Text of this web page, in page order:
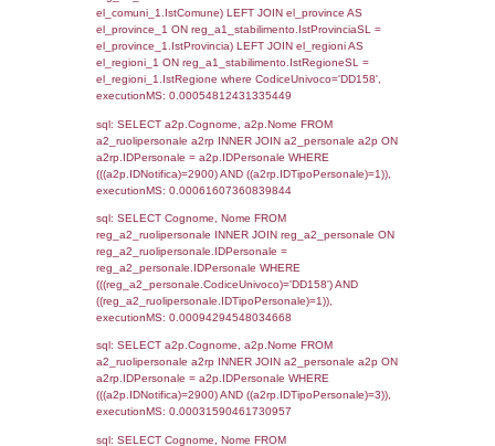
sql: SELECT a1.RagioneSociale,
localita, el_prov.citta AS provincia,
DATE(n.DataInvioNotifica) as
LEFT JOIN infostabilimento i ON
n.CodiceUnivoco LEFT JOIN
a1.CodiceUnivoco = n.CodiceUnivoco LEFT
el_comuni AS el_com ON a1.ComuneStab =
el_com.IstComune LEFT JOIN el_province
a1.ProvinciaStab = el_prov.IstProvincia
n.IDNotifica = 2900;, executionMS:
ComuneST, el_province.citta as
el_regioni.Regione as RegioneST,
as ComuneSL, el_province_1.citta as
el_regioni_1.Regione as RegioneSL FROM